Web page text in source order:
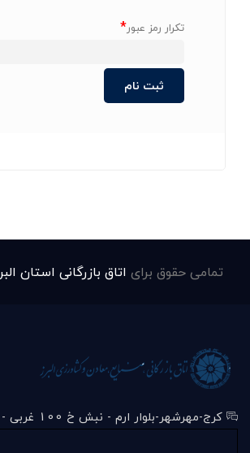
تکرار رمز عبور*
تمامی حقوق برای اتاق بازرگانی استان
کرج-مهرشهر-بلوار ارم - نبش خ 100 غربی - ساختمان آناهیتا